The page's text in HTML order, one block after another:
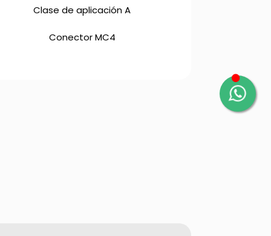
Clase de aplicación A
Conector MC4